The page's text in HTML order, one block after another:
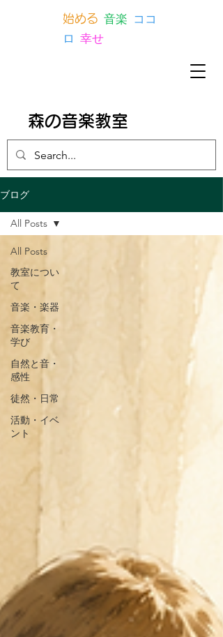
森の音楽教室
始める 音楽 ココ
ロ 幸せ
ブログ
All Posts
教室につい
て
音楽・楽器
音楽教育・
学び
自然と音・
感性
徒然・日常
活動・イベ
ント
All Posts